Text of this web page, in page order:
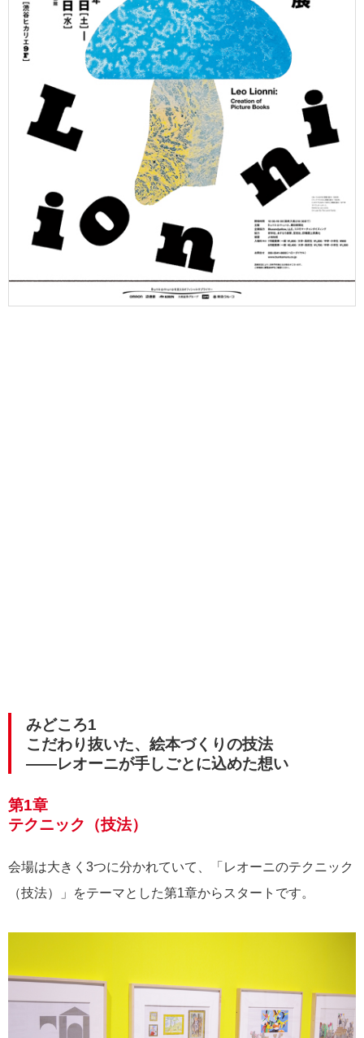
みどころ1
こだわり抜いた、絵本づくりの技法
――レオーニが手しごとに込めた想い
第1章
テクニック（技法）
会場は大きく3つに分かれていて、「レオーニのテクニック
（技法）」をテーマとした第1章からスタートです。